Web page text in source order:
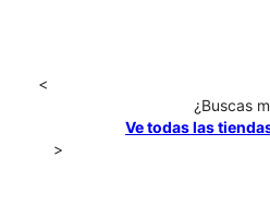
<
¿Buscas
Ve todas las
>